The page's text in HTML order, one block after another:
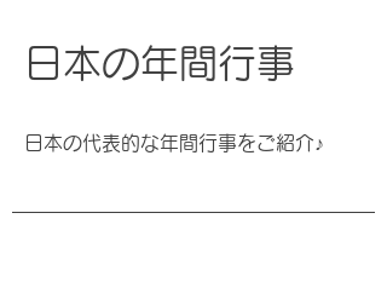
​日本の年間行事
​日本の代表的な年間行事をご紹介♪